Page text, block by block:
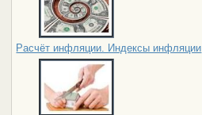
Расчёт инфляции. Индексы инфляции